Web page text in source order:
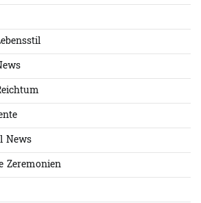
News
Zeremonien